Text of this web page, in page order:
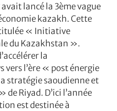
lancé la 3ème vague
kazakh. Cette
« Initiative
du Kazakhstan ».
la
l’ère « post énergie
stratégie saoudienne et
Riyad. D’ici l’année
est destinée à